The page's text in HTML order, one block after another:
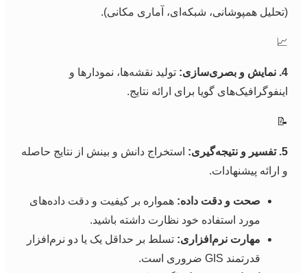
همپوشانی، شبکه‌ای، آماری مکانی).
تولید نقشه‌ها، نمودارها و
گویا برای ارائه نتایج.
استخراج دانش و بینش از نتایج حاصله
ارائه پیشنهادات.
صحت و دقت داده: همواره بر کیفیت و دقت داده‌های
مورد استفاده خود نظارت داشته باشید.
مهارت نرم‌افزاری: تسلط بر حداقل یک یا دو نرم‌افزار
قدرتمند GIS ضروری است.